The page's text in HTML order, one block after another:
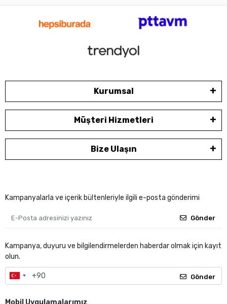
Kurumsal
Müşteri Hizmetleri
Bize Ulaşın
Kampanyalarla ve içerik bültenleriyle ilgili e-posta gönderimi
Gönder
Kampanya, duyuru ve bilgilendirmelerden haberdar olmak için kayıt
olun.
Gönder